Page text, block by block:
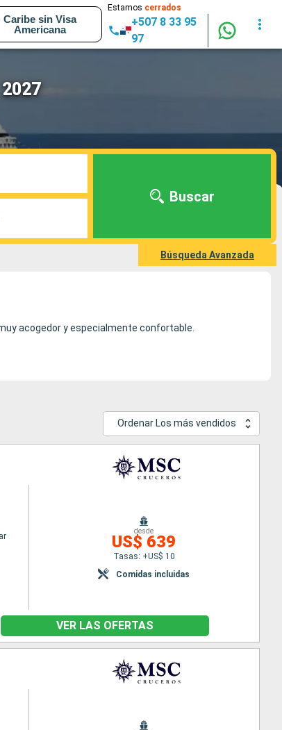
Caribe sin Visa
Americana
Estamos cerrados
+507 8 33 95
97
Buscar
Búsqueda Avanzada
acogedor y especialmente confortable.
Ordenar Los más vendidos
desde
US$ 639
Tasas: +US$ 10
Comidas incluidas
VER LAS OFERTAS